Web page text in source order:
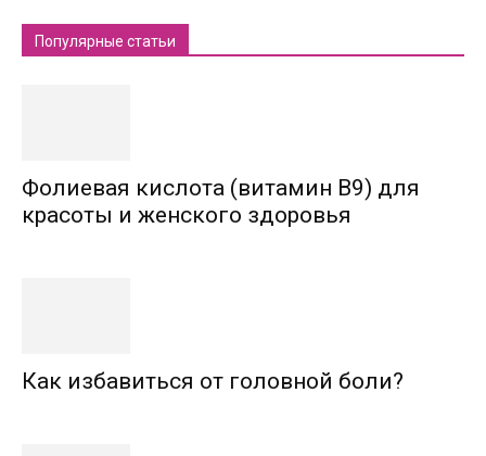
Популярные статьи
Фолиевая кислота (витамин В9) для
красоты и женского здоровья
Как избавиться от головной боли?